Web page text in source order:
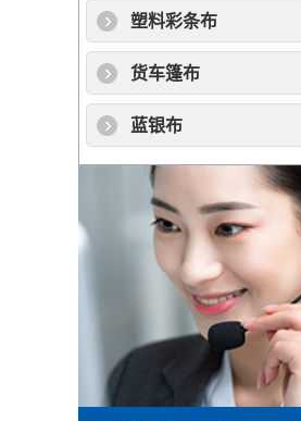
塑料彩条布
货车篷布
蓝银布